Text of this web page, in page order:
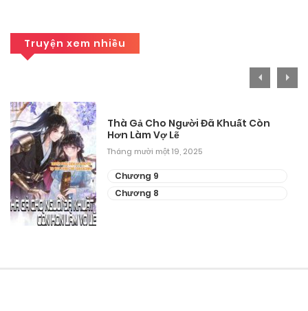
Tháng 9 30, 2025
Chương 122
Chương 121.1
Tháng 9 30, 2025
Chương 121
Tháng 9 30, 2025
Truyện xem nhiều
Thà Gả Cho Người Đã Khuất Còn
Hơn Làm Vợ Lẽ
Tháng mười một 19, 2025
Chương 9
Chương 8